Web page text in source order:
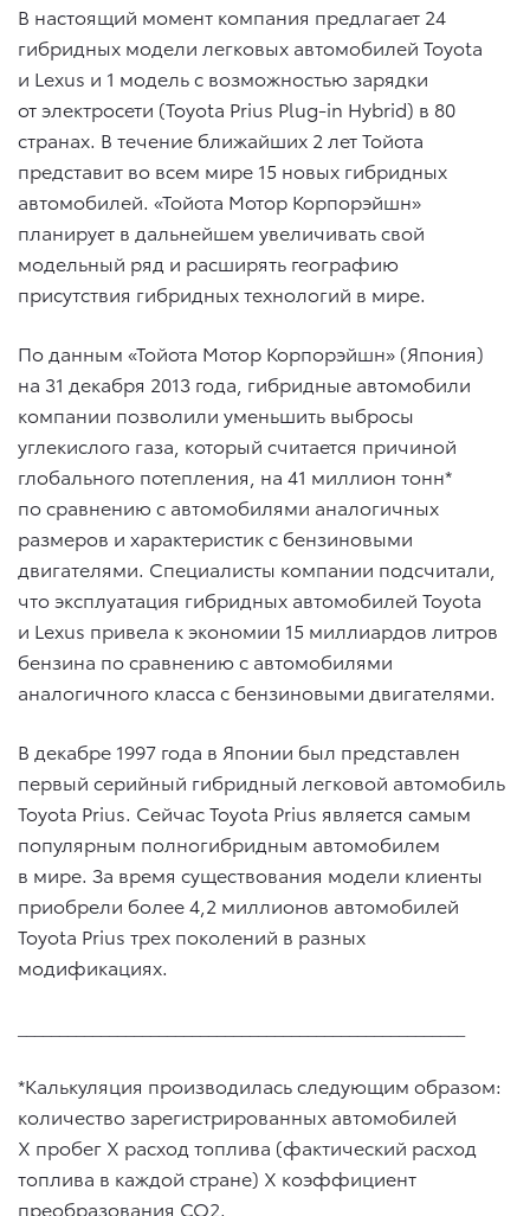
В настоящий момент компания предлагает 24
гибридных модели легковых автомобилей Toyota
и Lexus и 1 модель с возможностью зарядки
от электросети (Toyota Prius Plug-in Hybrid) в 80
странах. В течение ближайших 2 лет Тойота
представит во всем мире 15 новых гибридных
автомобилей. «Тойота Мотор Корпорэйшн»
планирует в дальнейшем увеличивать свой
модельный ряд и расширять географию
присутствия гибридных технологий в мире.
По данным «Тойота Мотор Корпорэйшн» (Япония)
на 31 декабря 2013 года, гибридные автомобили
компании позволили уменьшить выбросы
углекислого газа, который считается причиной
глобального потепления, на 41 миллион тонн*
по сравнению с автомобилями аналогичных
размеров и характеристик с бензиновыми
двигателями. Специалисты компании подсчитали,
что эксплуатация гибридных автомобилей Toyota
и Lexus привела к экономии 15 миллиардов литров
бензина по сравнению с автомобилями
аналогичного класса с бензиновыми двигателями.
В декабре 1997 года в Японии был представлен
первый серийный гибридный легковой автомобиль
Toyota Prius. Сейчас Toyota Prius является самым
популярным полногибридным автомобилем
в мире. За время существования модели клиенты
приобрели более 4,2 миллионов автомобилей
Toyota Prius трех поколений в разных
модификациях.
*Калькуляция производилась следующим образом:
количество зарегистрированных автомобилей
Х пробег Х расход топлива (фактический расход
топлива в каждой стране) Х коэффициент
преобразования CO2.